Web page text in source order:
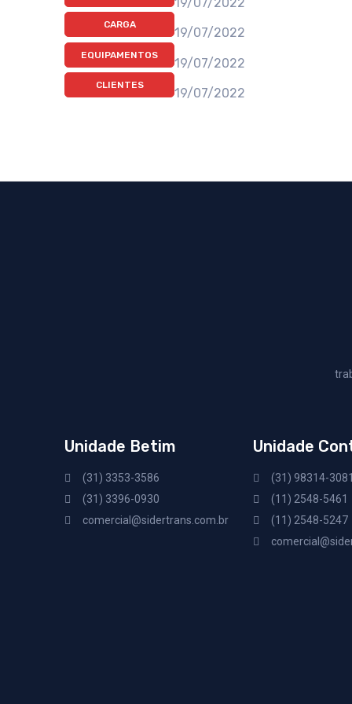
CARGA
19/07/2022
EQUIPAMENTOS
19/07/2022
CLIENTES
19/07/2022
Unidade Betim
(31) 3353-3586
(31) 3396-0930
comercial@sidertrans.com.br
Unidade
(31) 98314-
(11) 2548-5461
(11) 2548-5247